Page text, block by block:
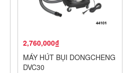
2,760,000₫
MÁY HÚT BỤI DONGCHENG
DVC30